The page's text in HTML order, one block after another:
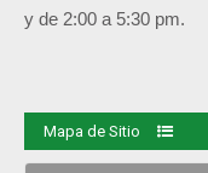
y de 2:00 a 5:30 pm.
Mapa de Sitio